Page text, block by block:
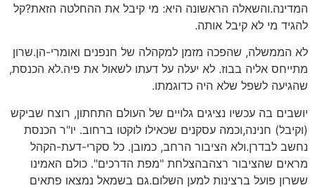
המדינה.והשאלה הראשונה היא: מי קיבל את ההחלטה הזאת?קל
להגיד מי לא קיבל אותה.
לא הממשלה, שהפכה מזמן למקהלה של חנפנים ואומרי-הן.שרון
מתייחס אליה בבוז. לא יעלה על דעתו לשאול את פיה.לא הכנסת,
שהגיעה לשפל שלא היה כדוגמתו.
יושבים בה עכשיו נציגים גלויים של העולם התחתון, רוצח שביקש
(וקיבל) חנינה,וכמה עסקנים שכאילו לוקטו ברחוב. יו"ר הכנסת
נחשב לבדרן.ולא הציבור הרחב, כמובן. כל סקרי-דעת-הקהל
מראים שהציבור רצהבהצלחת "מפת הדרכים". כולם האמינו
ששרון פועל ברצינות למען השלום.גם בשמאל נמצאו פתאים